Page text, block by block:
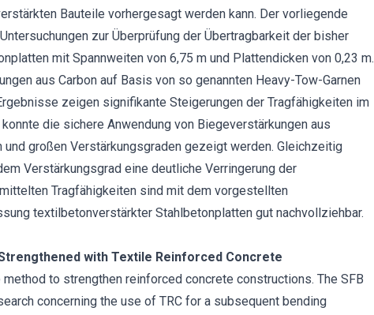
Bauteile vorhergesagt werden kann. Der vorliegende
zur Überprüfung der Übertragbarkeit der bisher
mit Spannweiten von 6,75 m und Plattendicken von 0,23 m.
aus Carbon auf Basis von so genannten Heavy-Tow-Garnen
zeigen signifikante Steigerungen der Tragfähigkeiten im
die sichere Anwendung von Biegeverstärkungen aus
großen Verstärkungsgraden gezeigt werden. Gleichzeitig
Verstärkungsgrad eine deutliche Verringerung der
Tragfähigkeiten sind mit dem vorgestellten
textilbetonverstärkter Stahlbetonplatten gut nachvollziehbar.
with Textile Reinforced Concrete
to strengthen reinforced concrete constructions. The SFB
concerning the use of TRC for a subsequent bending